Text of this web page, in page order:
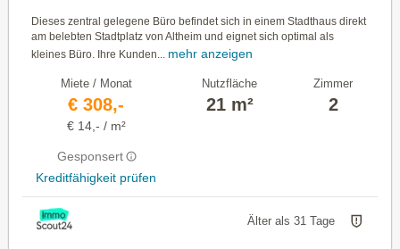
Dieses zentral gelegene Büro befindet sich in einem Stadthaus direkt
am belebten Stadtplatz von Altheim und eignet sich optimal als
kleines Büro. Ihre Kunden...
mehr anzeigen
Miete / Monat
€ 308,-
€ 14,- / m²
Gesponsert
Kreditfähigkeit prüfen
Nutzfläche
21 m²
Zimmer
2
Älter als 31 Tage